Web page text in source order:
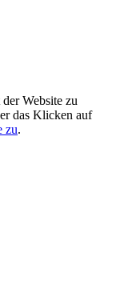
Website zu
das Klicken auf
zu.